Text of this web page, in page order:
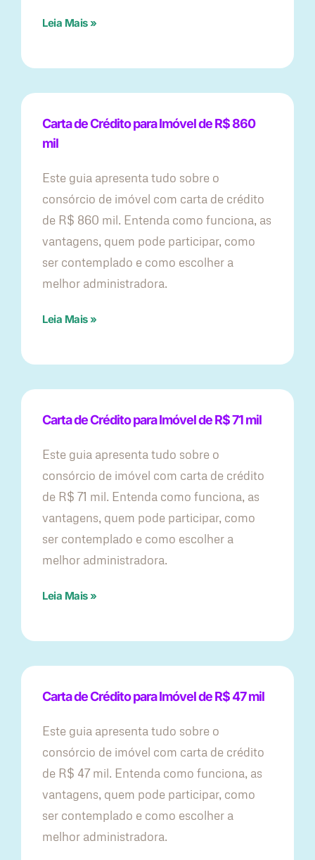
Leia Mais »
Carta de Crédito para Imóvel de R$ 860
mil
Este guia apresenta tudo sobre o
consórcio de imóvel com carta de crédito
de R$ 860 mil. Entenda como funciona, as
vantagens, quem pode participar, como
ser contemplado e como escolher a
melhor administradora.
Leia Mais »
Carta de Crédito para Imóvel de R$ 71 mil
Este guia apresenta tudo sobre o
consórcio de imóvel com carta de crédito
de R$ 71 mil. Entenda como funciona, as
vantagens, quem pode participar, como
ser contemplado e como escolher a
melhor administradora.
Leia Mais »
Carta de Crédito para Imóvel de R$ 47 mil
Este guia apresenta tudo sobre o
consórcio de imóvel com carta de crédito
de R$ 47 mil. Entenda como funciona, as
vantagens, quem pode participar, como
ser contemplado e como escolher a
melhor administradora.